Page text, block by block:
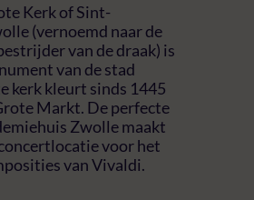
Kerk of Sint-
(vernoemd naar de
van de draak) is
van de stad
kerk kleurt sinds 1445
Markt. De perfecte
Zwolle maakt
voor het
van Vivaldi.